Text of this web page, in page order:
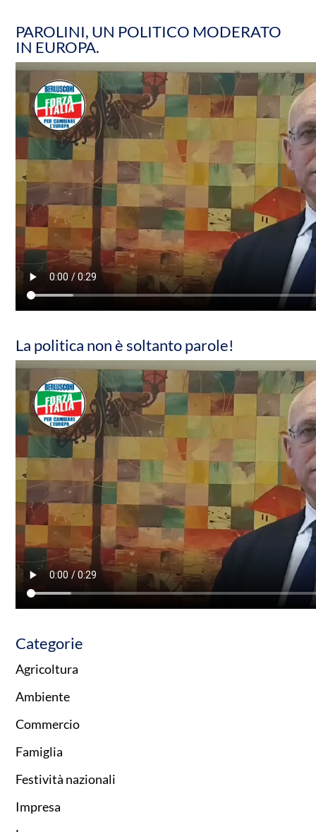
PAROLINI, UN POLITICO MODERATO
IN EUROPA.
La politica non è soltanto parole!
Categorie
Agricoltura
Ambiente
Commercio
Famiglia
Festività nazionali
Impresa